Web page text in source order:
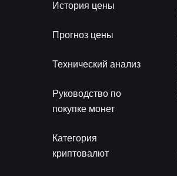
История цены
Прогноз цены
Технический анализ
Руководство по
покупке монет
Категория
криптовалют